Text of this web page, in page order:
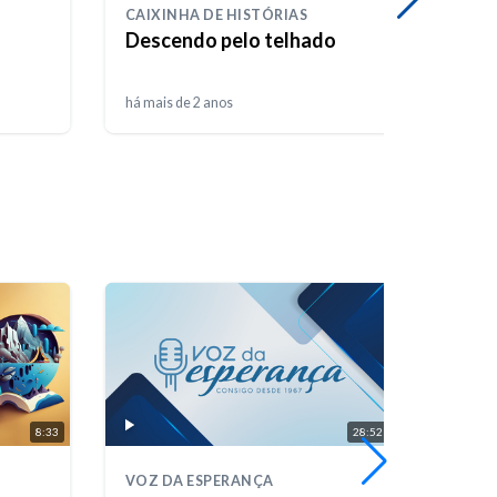
CAIXINHA DE HISTÓRIAS
Descendo pelo telhado
há mais de 2 anos
8:33 28:52
VOZ DA ESPERANÇA